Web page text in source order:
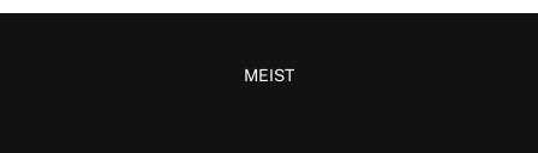
MEIST